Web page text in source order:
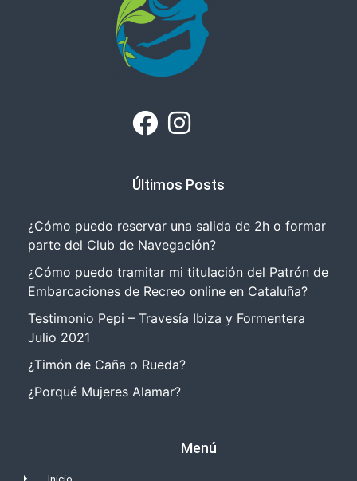
Últimos Posts
¿Cómo puedo reservar una salida de 2h o formar
parte del Club de Navegación?
¿Cómo puedo tramitar mi titulación del Patrón de
Embarcaciones de Recreo online en Cataluña?
Testimonio Pepi – Travesía Ibiza y Formentera
Julio 2021
¿Timón de Caña o Rueda?
¿Porqué Mujeres Alamar?
Menú